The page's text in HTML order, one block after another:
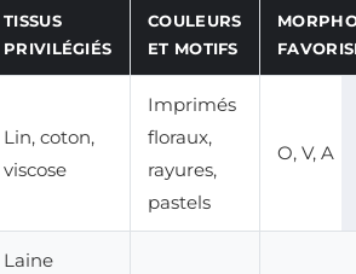
TISSUS
PRIVILÉGIÉS
COULEURS
ET MOTIFS
Lin, coton,
viscose
Imprimés
floraux,
rayures,
pastels
O, V, A
Laine